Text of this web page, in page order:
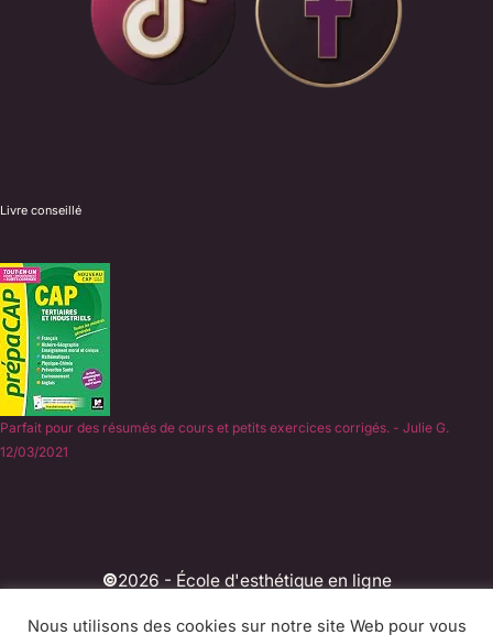
Livre conseillé
Parfait pour des résumés de cours et petits exercices corrigés. - Julie G.
12/03/2021
©2026 - École d'esthétique en ligne
Nous utilisons des cookies sur notre site Web pour vous